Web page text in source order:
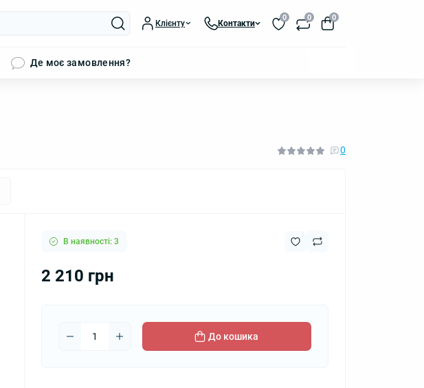
Клієнту Контакти
0 0 0
Де моє замовлення?
0
В наявності: 3
2 210 грн
До кошика